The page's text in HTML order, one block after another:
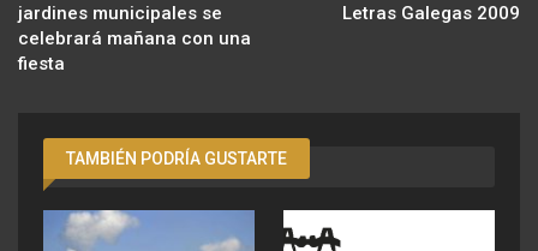
jardines municipales se
celebrará mañana con una
fiesta
Letras Galegas 2009
TAMBIÉN PODRÍA GUSTARTE